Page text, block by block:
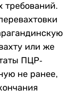
требований.
или же
ПЦР-
не ранее,